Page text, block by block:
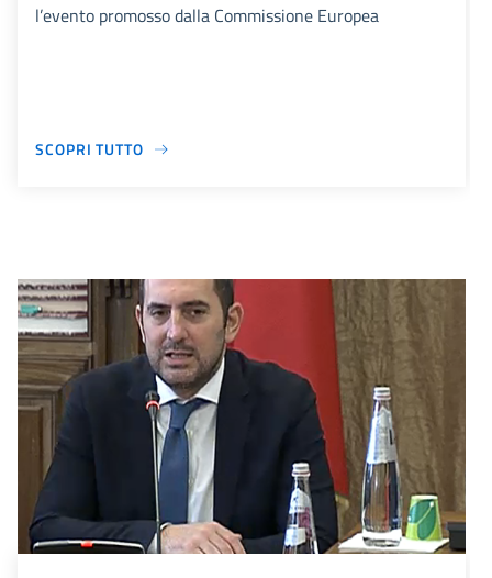
l’evento promosso dalla Commissione Europea
SCOPRI TUTTO